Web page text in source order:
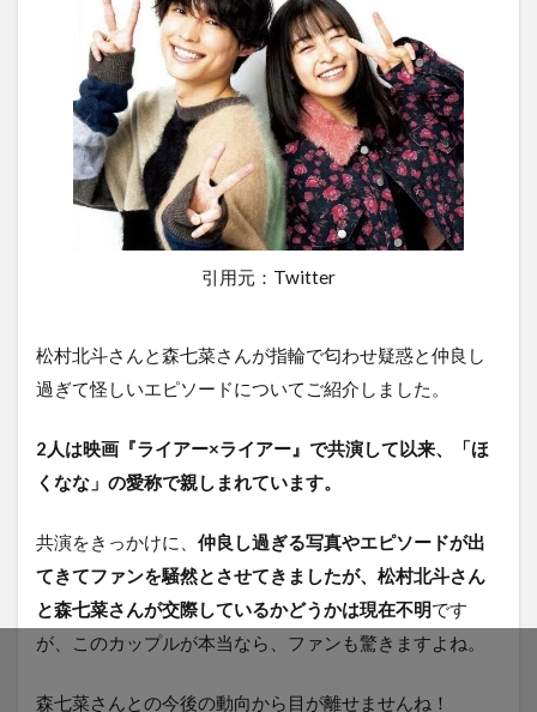
引用元：Twitter
松村北斗さんと森七菜さんが指輪で匂わせ疑惑と仲良し
過ぎて怪しいエピソードについてご紹介しました。
2人は映画『ライアー×ライアー』で共演して以来、「ほ
くなな」の愛称で親しまれています。
共演をきっかけに、 仲良し過ぎる写真やエピソードが出
てきてファンを騒然とさせてきましたが、松村北斗さん
と森七菜さんが交際しているかどうかは現在不明です
が、このカップルが本当なら、ファンも驚きますよね。
森七菜さんとの今後の動向から目が離せませんね！